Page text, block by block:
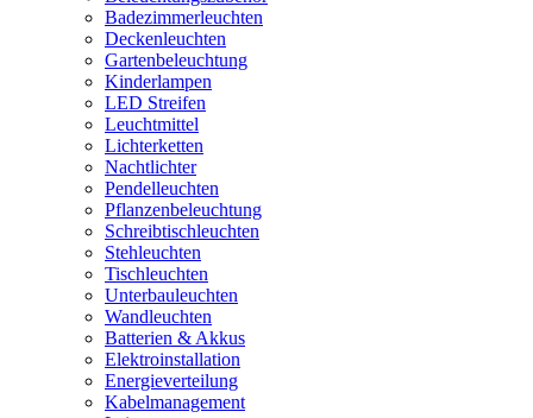
Badezimmerleuchten
Deckenleuchten
Gartenbeleuchtung
Kinderlampen
LED Streifen
Leuchtmittel
Lichterketten
Nachtlichter
Pendelleuchten
Pflanzenbeleuchtung
Schreibtischleuchten
Stehleuchten
Tischleuchten
Unterbauleuchten
Wandleuchten
Batterien & Akkus
Elektroinstallation
Energieverteilung
Kabelmanagement